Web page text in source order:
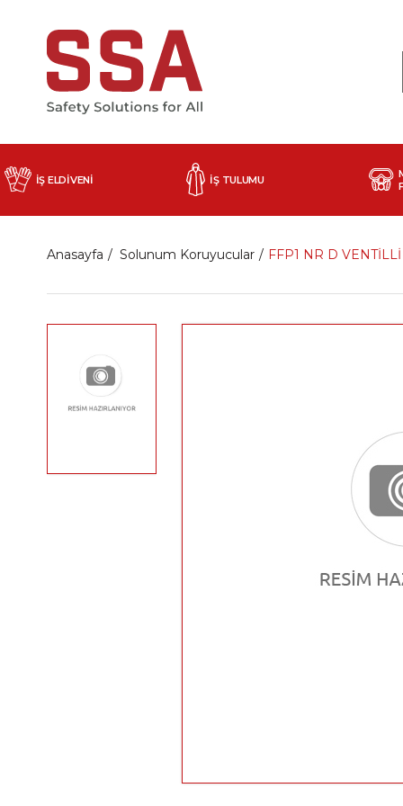
İŞ ELDİVENİ İŞ TULUMU
Anasayfa Solunum Koruyucular FFP1 NR D